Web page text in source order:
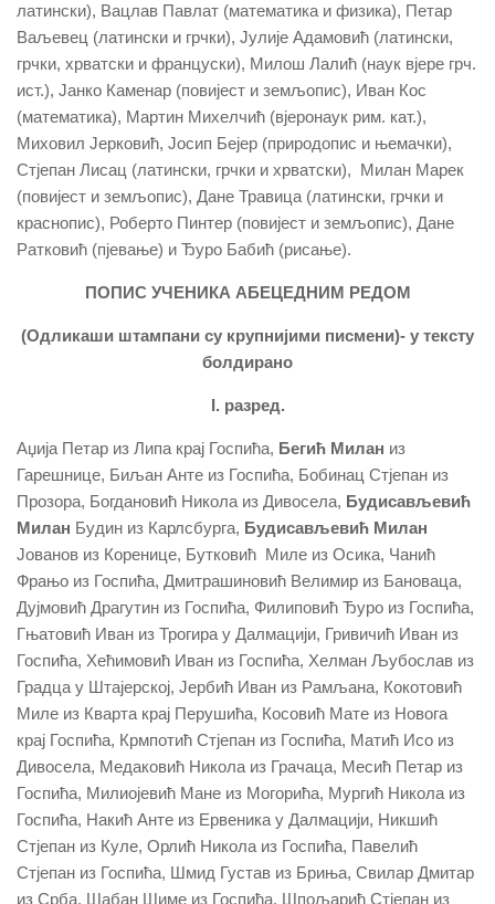
латински), Вацлав Павлат (математика и физика), Петар
Ваљевец (латински и грчки), Јулије Адамовић (латински,
грчки, хрватски и француски), Милош Лалић (наук вјере грч.
ист.), Јанко Каменар (повијест и земљопис), Иван Кос
(математика), Мартин Михелчић (вјеронаук рим. кат.),
Миховил Јерковић, Јосип Бејер (природопис и њемачки),
Стјепан Лисац (латински, грчки и хрватски), Милан Марек
(повијест и земљопис), Дане Травица (латински, грчки и
краснопис), Роберто Пинтер (повијест и земљопис), Дане
Ратковић (пјевање) и Ђуро Бабић (рисање).
ПОПИС УЧЕНИКА АБЕЦЕДНИМ РЕДОМ
(Одликаши штампани су крупнијими писмени)- у тексту
болдирано
I. разред.
Аџија Петар из Липа крај Госпића, Бегић Милан из
Гарешнице, Биљан Анте из Госпића, Бобинац Стјепан из
Прозора, Богдановић Никола из Дивосела, Будисављевић
Милан Будин из Карлсбурга, Будисављевић Милан
Јованов из Коренице, Бутковић Миле из Осика, Чанић
Фрањо из Госпића, Дмитрашиновић Велимир из Бановаца,
Дујмовић Драгутин из Госпића, Филиповић Ђуро из Госпића,
Гњатовић Иван из Трогира у Далмацији, Гривичић Иван из
Госпића, Хећимовић Иван из Госпића, Хелман Љубослав из
Градца у Штајерској, Јербић Иван из Рамљана, Кокотовић
Миле из Кварта крај Перушића, Косовић Мате из Новога
крај Госпића, Крмпотић Стјепан из Госпића, Матић Исо из
Дивосела, Медаковић Никола из Грачаца, Месић Петар из
Госпића, Милиојевић Мане из Могорића, Мургић Никола из
Госпића, Накић Анте из Ервеника у Далмацији, Никшић
Стјепан из Куле, Орлић Никола из Госпића, Павелић
Стјепан из Госпића, Шмид Густав из Бриња, Свилар Дмитар
из Срба, Шабан Шиме из Госпића, Шпољарић Стјепан из